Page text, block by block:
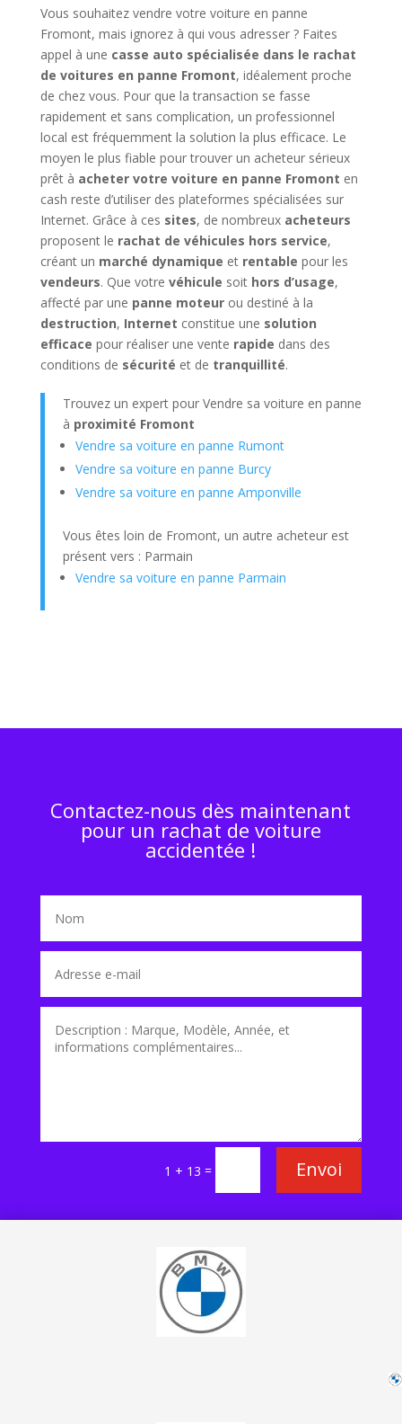
Vous souhaitez vendre votre voiture en panne
Fromont, mais ignorez à qui vous adresser ? Faites
appel à une casse auto spécialisée dans le rachat
de voitures en panne Fromont, idéalement proche
de chez vous. Pour que la transaction se fasse
rapidement et sans complication, un professionnel
local est fréquemment la solution la plus efficace. Le
moyen le plus fiable pour trouver un acheteur sérieux
prêt à acheter votre voiture en panne Fromont en
cash reste d’utiliser des plateformes spécialisées sur
Internet. Grâce à ces sites, de nombreux acheteurs
proposent le rachat de véhicules hors service,
créant un marché dynamique et rentable pour les
vendeurs. Que votre véhicule soit hors d’usage,
affecté par une panne moteurou destiné à la
destruction, Internet constitue une solution
efficace pour réaliser une vente rapide dans des
conditions de sécurité et de tranquillité.
Trouvez un expert pour Vendre sa voiture en panne
à proximité Fromont
Vendre sa voiture en panne Rumont
Vendre sa voiture en panne Burcy
Vendre sa voiture en panne Amponville
Vous êtes loin de Fromont, un autre acheteur est
présent vers : Parmain
Vendre sa voiture en panne Parmain
Contactez-nous dès maintenant
pour un rachat de voiture
accidentée !
1 + 13 = Envoi